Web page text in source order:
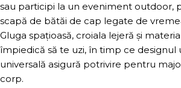
sau participi la un eveniment outdoor,
scapă de bătăi de cap legate de
Gluga spațioasă, croiala lejeră și
împiedică să te uzi, în timp ce designul
universală asigură potrivire pentru
corp.